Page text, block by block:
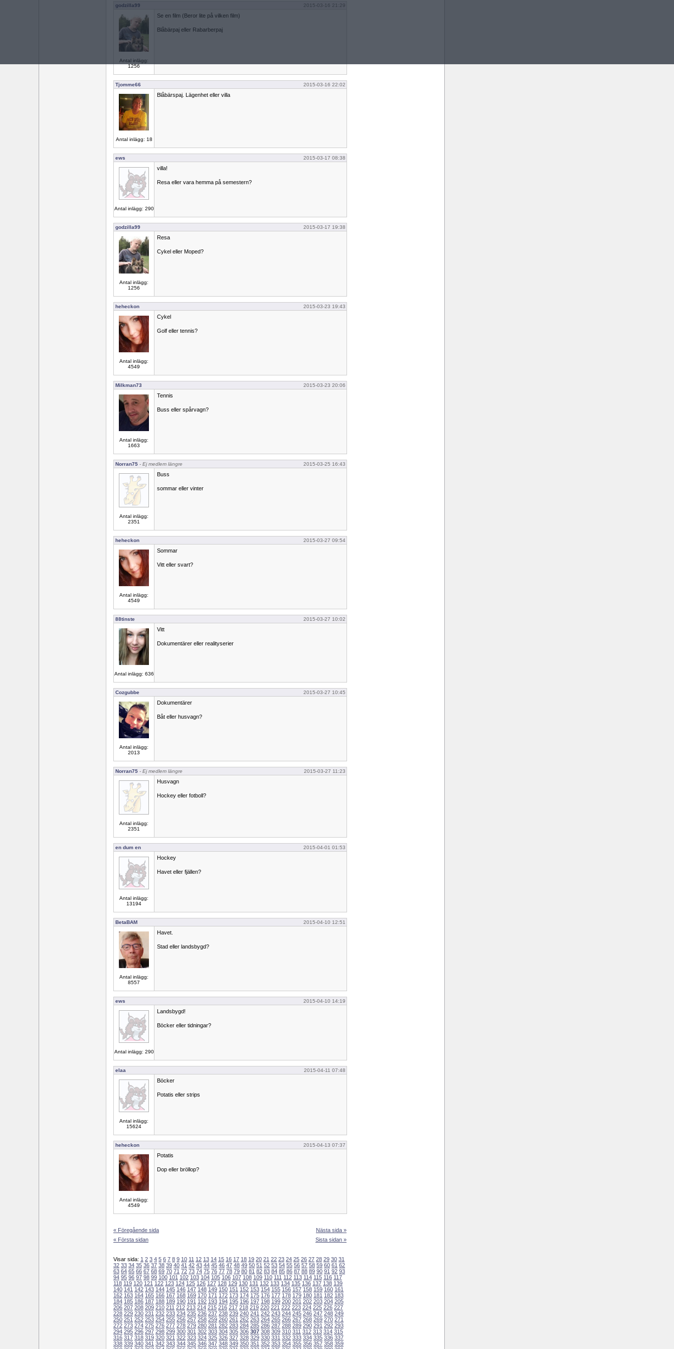
godzilla99 2015-03-16 21:29
Antal inlägg:
1256
Se en film (Beror lite på vilken film)
Blåbärpaj eller Rabarberpaj
Tjomme66 2015-03-16 22:02
Antal inlägg: 18
Blåbärspaj. Lägenhet eller villa
ews 2015-03-17 08:38
Antal inlägg: 290
villa!
Resa eller vara hemma på semestern?
godzilla99 2015-03-17 19:38
Antal inlägg:
1256
Resa
Cykel eller Moped?
heheckon 2015-03-23 19:43
Antal inlägg:
4549
Cykel
Golf eller tennis?
Milkman73 2015-03-23 20:06
Antal inlägg:
1663
Tennis
Buss eller spårvagn?
Norran75 - Ej medlem längre 2015-03-25 16:43
Antal inlägg:
2351
Buss
sommar eller vinter
heheckon 2015-03-27 09:54
Antal inlägg:
4549
Sommar
Vitt eller svart?
88tinste 2015-03-27 10:02
Antal inlägg: 636
Vitt
Dokumentärer eller realityserier
Cozgubbe 2015-03-27 10:45
Antal inlägg:
2013
Dokumentärer
Båt eller husvagn?
Norran75 - Ej medlem längre 2015-03-27 11:23
Antal inlägg:
2351
Husvagn
Hockey eller fotboll?
en dum en 2015-04-01 01:53
Antal inlägg:
13194
Hockey
Havet eller fjällen?
BetaBAM 2015-04-10 12:51
Antal inlägg:
8557
Havet.
Stad eller landsbygd?
ews 2015-04-10 14:19
Antal inlägg: 290
Landsbygd!
Böcker eller tidningar?
elaa 2015-04-11 07:48
Antal inlägg:
15624
Böcker
Potatis eller strips
heheckon 2015-04-13 07:37
Antal inlägg:
4549
Potatis
Dop eller bröllop?
« Föregående sida
« Första sidan
Nästa sida »
Sista sidan »
Visar sida: 1 2 3 4 5 6 7 8 9 10 11 12 13 14 15 16 17 18 19 20 21 22 23 24 25 26 27 28 29 30 31
32 33 34 35 36 37 38 39 40 41 42 43 44 45 46 47 48 49 50 51 52 53 54 55 56 57 58 59 60 61 62
63 64 65 66 67 68 69 70 71 72 73 74 75 76 77 78 79 80 81 82 83 84 85 86 87 88 89 90 91 92 93
94 95 96 97 98 99 100 101 102 103 104 105 106 107 108 109 110 111 112 113 114 115 116 117
118 119 120 121 122 123 124 125 126 127 128 129 130 131 132 133 134 135 136 137 138 139
140 141 142 143 144 145 146 147 148 149 150 151 152 153 154 155 156 157 158 159 160 161
162 163 164 165 166 167 168 169 170 171 172 173 174 175 176 177 178 179 180 181 182 183
184 185 186 187 188 189 190 191 192 193 194 195 196 197 198 199 200 201 202 203 204 205
206 207 208 209 210 211 212 213 214 215 216 217 218 219 220 221 222 223 224 225 226 227
228 229 230 231 232 233 234 235 236 237 238 239 240 241 242 243 244 245 246 247 248 249
250 251 252 253 254 255 256 257 258 259 260 261 262 263 264 265 266 267 268 269 270 271
272 273 274 275 276 277 278 279 280 281 282 283 284 285 286 287 288 289 290 291 292 293
294 295 296 297 298 299 300 301 302 303 304 305 306 307 308 309 310 311 312 313 314 315
316 317 318 319 320 321 322 323 324 325 326 327 328 329 330 331 332 333 334 335 336 337
338 339 340 341 342 343 344 345 346 347 348 349 350 351 352 353 354 355 356 357 358 359